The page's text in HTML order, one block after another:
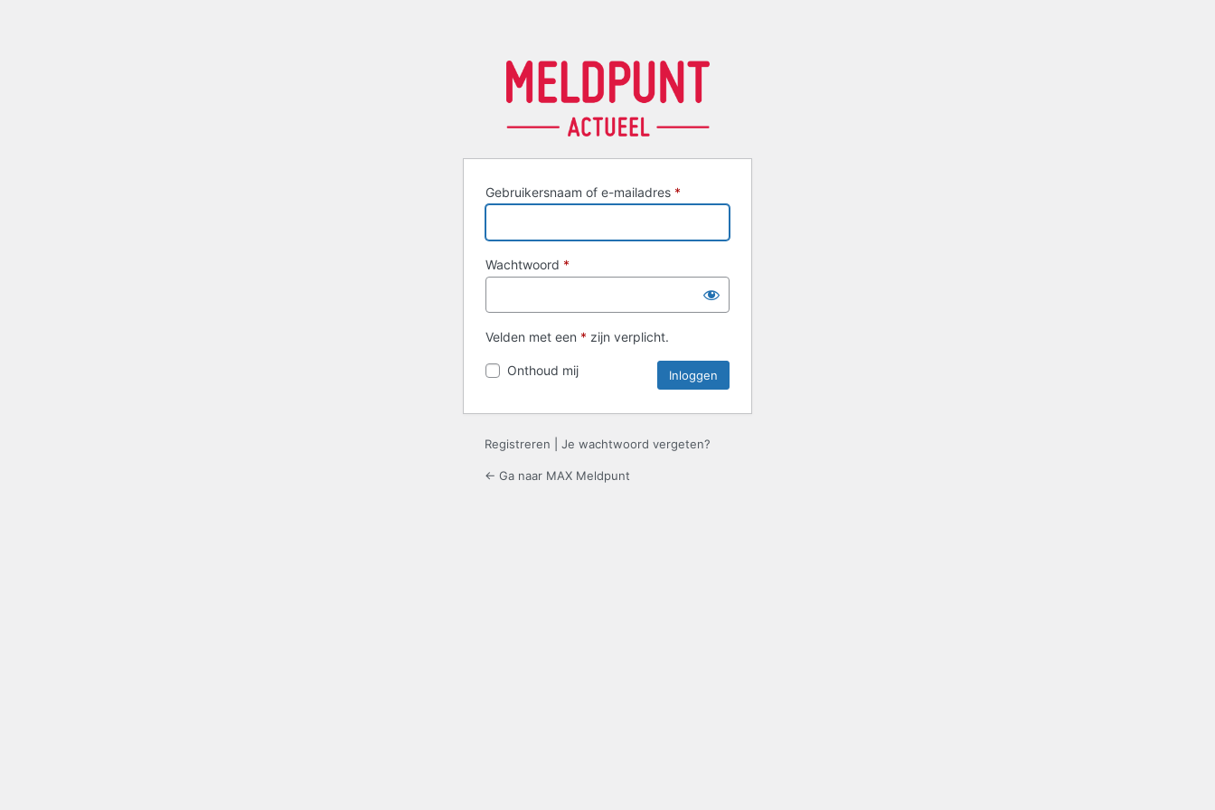
Gebruikersnaam of e-mailadres *
Wachtwoord *
Velden met een * zijn verplicht.
Onthoud mij
Registreren Je wachtwoord vergeten?
← Ga naar MAX Meldpunt